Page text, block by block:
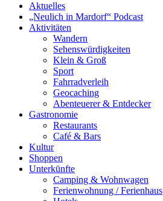
Aktuelles
„Neulich in Mardorf“ Podcast
Aktivitäten
Wandern
Sehenswürdigkeiten
Klein & Groß
Sport
Fahrradverleih
Geocaching
Abenteuerer & Entdecker
Gastronomie
Restaurants
Café & Bars
Kultur
Shoppen
Unterkünfte
Camping & Wohnwagen
Ferienwohnung / Ferienhaus